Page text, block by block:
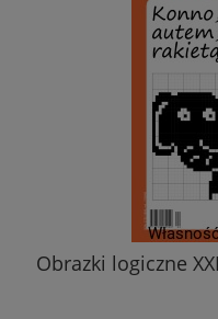
Obrazki logiczne